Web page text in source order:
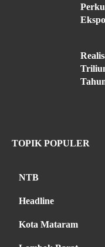
TOPIK POPULER
NTB
Headline
Kota Mataram